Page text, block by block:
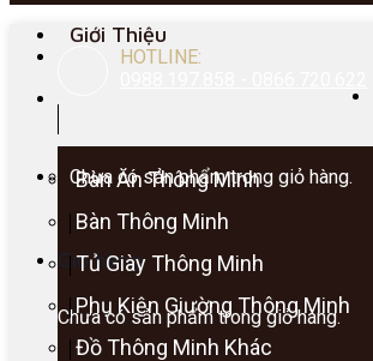
HOTLINE:
Chưa có sản phẩm trong giỏ hàng.
Giỏ hàng
Chưa có sản phẩm trong giỏ hàng.
Giới Thiệu
Bàn Ăn Thông Minh
Bàn Thông Minh
Tủ Giày Thông Minh
Phụ Kiện Giường Thông Minh
Đồ Thông Minh Khác